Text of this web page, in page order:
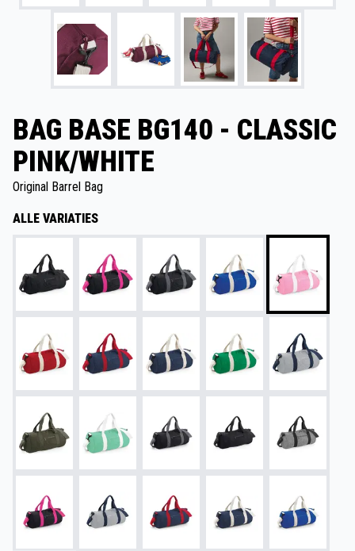
BAG BASE BG140 - CLASSIC
PINK/WHITE
Original Barrel Bag
ALLE VARIATIES